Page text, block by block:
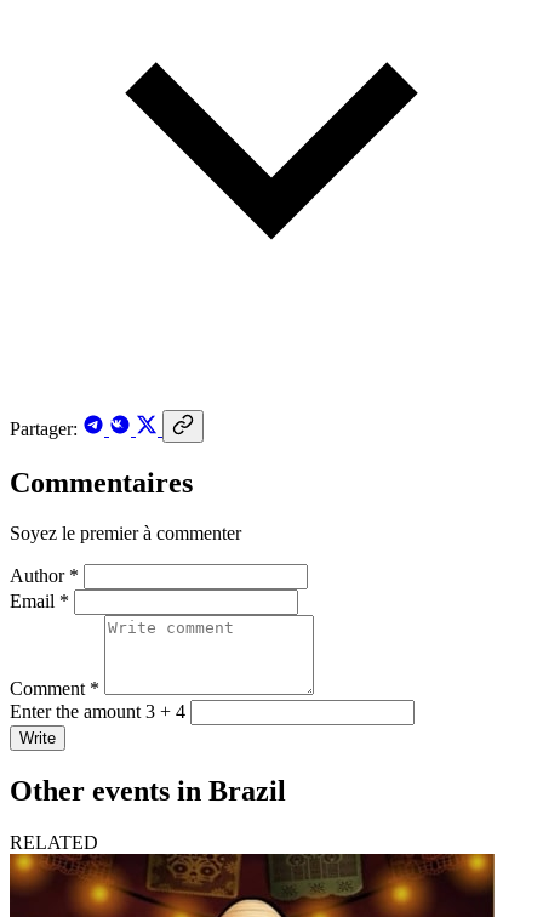
Partager:
Commentaires
Soyez le premier à commenter
Author *
Email *
Comment *
Enter the amount 3 + 4
Write
Other events in Brazil
RELATED